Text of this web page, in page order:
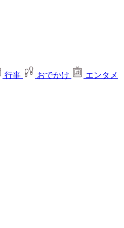
行事 おでかけ
エンタメ